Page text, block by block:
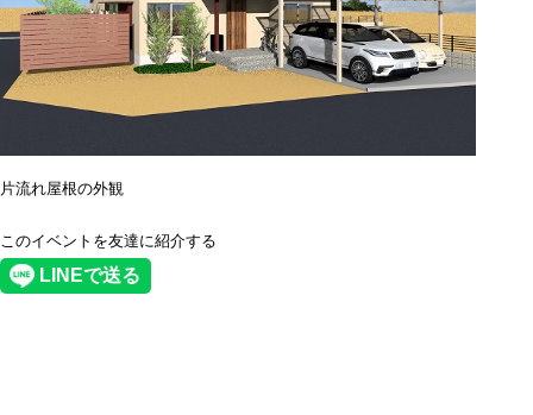
片流れ屋根の外観
このイベントを友達に紹介する